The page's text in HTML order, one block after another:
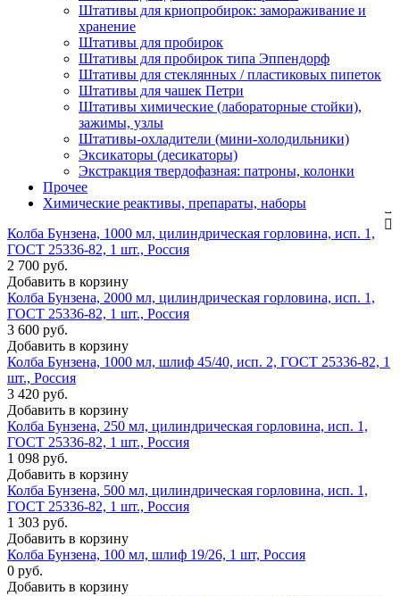
Штативы для криопробирок: замораживание и
хранение
Штативы для пробирок
Штативы для пробирок типа Эппендорф
Штативы для стеклянных / пластиковых пипеток
Штативы для чашек Петри
Штативы химические (лабораторные стойки),
зажимы, узлы
Штативы-охладители (мини-холодильники)
Эксикаторы (десикаторы)
Экстракция твердофазная: патроны, колонки
Прочее
Химические реактивы, препараты, наборы
Колба Бунзена, 1000 мл, цилиндрическая горловина, исп. 1,
ГОСТ 25336-82, 1 шт., Россия
2 700 руб.
Добавить в корзину
Колба Бунзена, 2000 мл, цилиндрическая горловина, исп. 1,
ГОСТ 25336-82, 1 шт., Россия
3 600 руб.
Добавить в корзину
Колба Бунзена, 1000 мл, шлиф 45/40, исп. 2, ГОСТ 25336-82, 1
шт., Россия
3 420 руб.
Добавить в корзину
Колба Бунзена, 250 мл, цилиндрическая горловина, исп. 1,
ГОСТ 25336-82, 1 шт., Россия
1 098 руб.
Добавить в корзину
Колба Бунзена, 500 мл, цилиндрическая горловина, исп. 1,
ГОСТ 25336-82, 1 шт., Россия
1 303 руб.
Добавить в корзину
Колба Бунзена, 100 мл, шлиф 19/26, 1 шт, Россия
0 руб.
Добавить в корзину